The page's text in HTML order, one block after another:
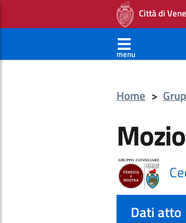
Città di
menu
Home >
Dati atto